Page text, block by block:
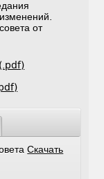
от
Скачать